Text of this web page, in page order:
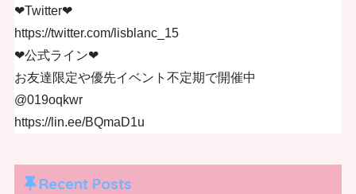
❤︎Twitter❤︎
https://twitter.com/lisblanc_15
❤︎公式ライン❤︎
お友達限定や優先イベント不定期で開催中
@019oqkwr
https://lin.ee/BQmaD1u
Recent Posts